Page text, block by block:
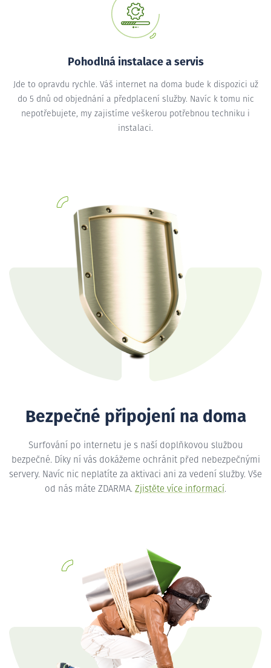
Pohodlná instalace a servis
Jde to opravdu rychle. Váš internet na doma bude k dispozici už
do 5 dnů od objednání a předplacení služby. Navíc k tomu nic
nepotřebujete, my zajistíme veškerou potřebnou techniku i
instalaci.
Bezpečné připojení na doma
Surfování po internetu je s naší doplňkovou službou
bezpečné. Díky ní vás dokážeme ochránit před nebezpečnými
servery. Navíc nic neplatíte za aktivaci ani za vedení služby. Vše
od nás máte ZDARMA. Zjistěte více informací.